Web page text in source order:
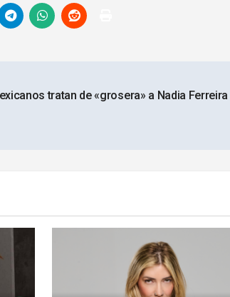
tratan de «grosera» a Nadia Ferreira